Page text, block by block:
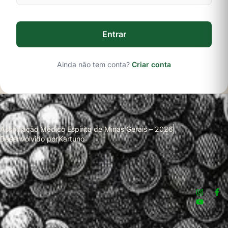
Entrar
Ainda não tem conta? Criar conta
Associação Médico Espírita de Minas Gerais – 2026
Desenvolvido porKartuno